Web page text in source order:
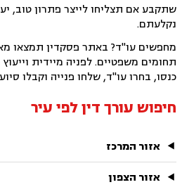
שתקבע אם תצליחו לייצר פתרון טוב,
נקלעתם.
מחפשים עו"ד? באתר פסקדין תמצאו
תחומים משפטיים. לפניה מיידית
כנסו, בחרו עו"ד, שלחו פנייה וקבלו
חיפוש עורך דין לפי עיר
אזור המרכז
אזור הצפון